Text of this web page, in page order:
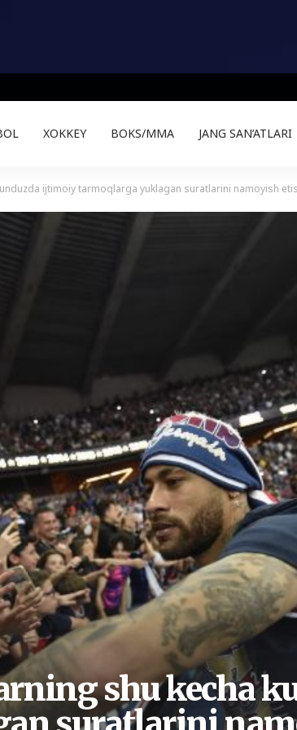
XOKKEY BOKS/MMA JANG SAN’ATLARI
ijtimoiy tarmoqlarga yuklagan suratlarini namoyish
shu kecha